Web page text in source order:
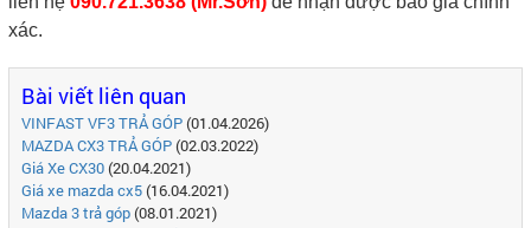
xác.
Bài viết liên quan
VINFAST VF3 TRẢ GÓP(01.04.2026)
MAZDA CX3 TRẢ GÓP(02.03.2022)
Giá Xe CX30(20.04.2021)
Giá xe mazda cx5(16.04.2021)
Mazda 3 trả góp(08.01.2021)